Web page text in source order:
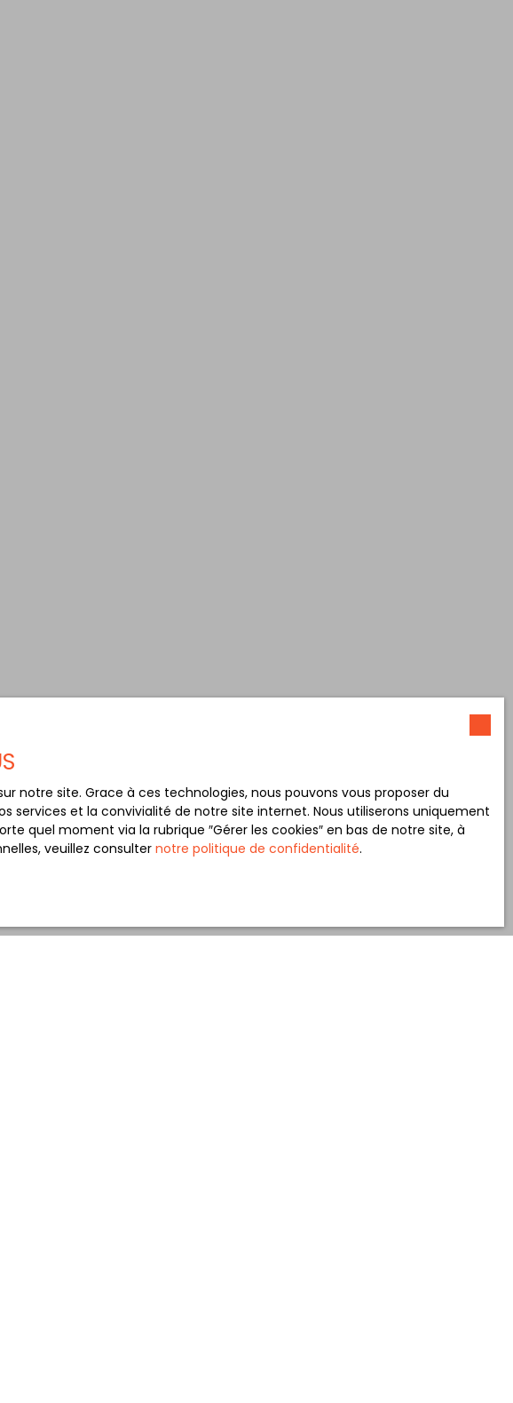
notre site. Grace à ces technologies, nous pouvons vous proposer du
et la convivialité de notre site internet. Nous utiliserons uniquement
quel moment via la rubrique ″Gérer les cookies″ en bas de notre site, à
veuillez consulternotre politique de confidentialité.